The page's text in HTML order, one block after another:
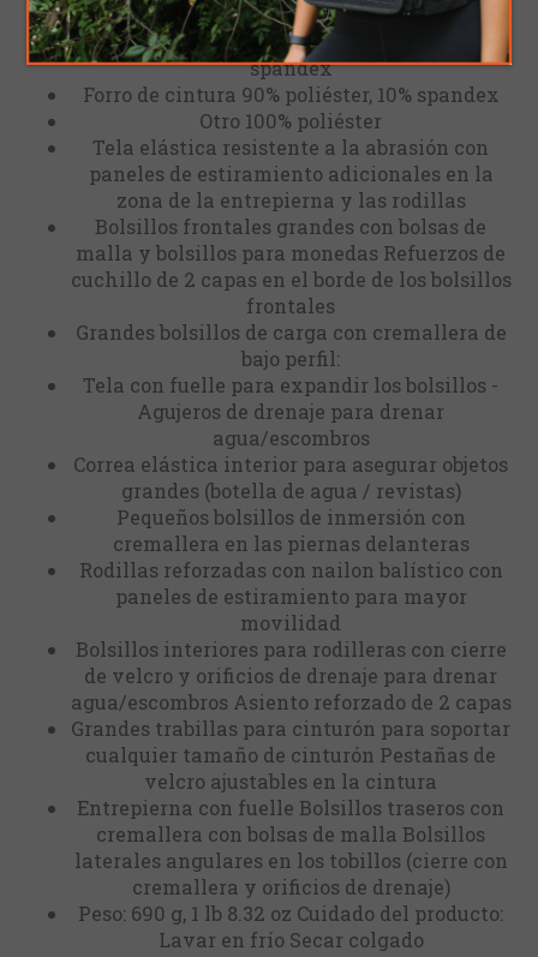
Cuerpo 1 94% nailon, 6% spandex
Cuerpo 2 70% nailon,20% poliéster, 10%
spandex
Forro de cintura 90% poliéster, 10% spandex
Otro 100% poliéster
Tela elástica resistente a la abrasión con
paneles de estiramiento adicionales en la
zona de la entrepierna y las rodillas
Bolsillos frontales grandes con bolsas de
malla y bolsillos para monedas Refuerzos de
cuchillo de 2 capas en el borde de los bolsillos
frontales
Grandes bolsillos de carga con cremallera de
bajo perfil:
Tela con fuelle para expandir los bolsillos -
Agujeros de drenaje para drenar
agua/escombros
Correa elástica interior para asegurar objetos
grandes (botella de agua / revistas)
Pequeños bolsillos de inmersión con
cremallera en las piernas delanteras
Rodillas reforzadas con nailon balístico con
paneles de estiramiento para mayor
movilidad
Bolsillos interiores para rodilleras con cierre
de velcro y orificios de drenaje para drenar
agua/escombros Asiento reforzado de 2 capas
Grandes trabillas para cinturón para soportar
cualquier tamaño de cinturón Pestañas de
velcro ajustables en la cintura
Entrepierna con fuelle Bolsillos traseros con
cremallera con bolsas de malla Bolsillos
laterales angulares en los tobillos (cierre con
cremallera y orificios de drenaje)
Peso: 690 g, 1 lb 8.32 oz Cuidado del producto:
Lavar en frío Secar colgado